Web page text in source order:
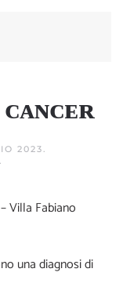
2023.
.
Villa Fabiano
una diagnosi di